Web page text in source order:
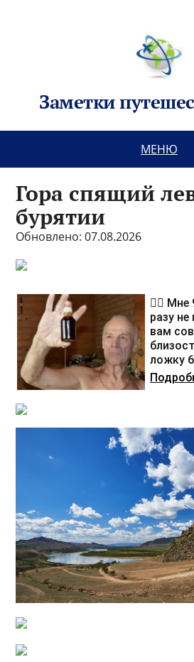
Заметки
МЕНЮ
Гора спящий
бурятии
Обновлено: 07.08.2026
❤️‍🔥 Мне
разу
вам
ложку